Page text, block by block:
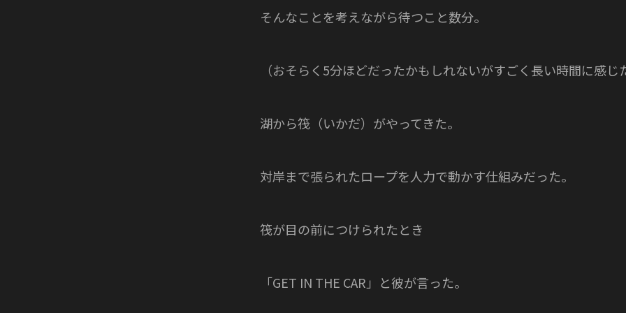
そんなことを考えながら待つこと数分。
（おそらく5分ほどだったかもしれないがすごく長い時間に感じ
湖から筏（いかだ）がやってきた。
対岸まで張られたロープを人力で動かす仕組みだった。
筏が目の前につけられたとき
「GET IN THE CAR」と彼が言った。